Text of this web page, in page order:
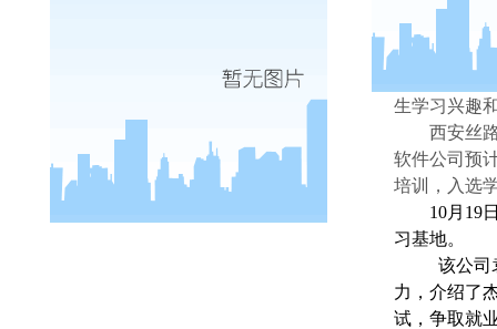
为了提
生学习兴趣
西安丝
软件公司预
培训，入选
10月 19
习基地。
该公司
力，介绍了
试，争取就